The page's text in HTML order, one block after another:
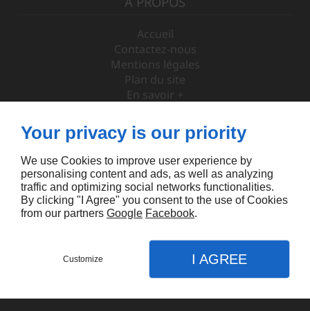
Accueil
Contactez-nous
Mentions légales
Plan du site
En savoir +
SUIVEZ-NOUS
Appel
Your privacy is our priority
We use Cookies to improve user experience by
personalising content and ads, as well as analyzing
traffic and optimizing social networks functionalities.
By clicking "I Agree" you consent to the use of Cookies
from our partners Google Facebook.
Customize I AGREE